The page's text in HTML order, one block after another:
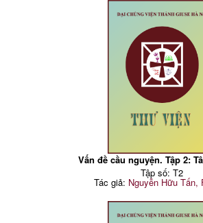
Vấn đề cầu nguyện. Tập 2:
Tập số: T2
Tác giả: Nguyễn Hữu Tấn,